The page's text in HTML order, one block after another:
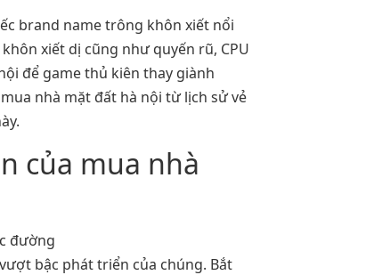
brand name trông khôn xiết nổi
xiết dị cũng như quyến rũ, CPU
để game thủ kiên thay giành
nhà mặt đất hà nội từ lịch sử vẻ
của mua nhà
bậc phát triển của chúng. Bắt